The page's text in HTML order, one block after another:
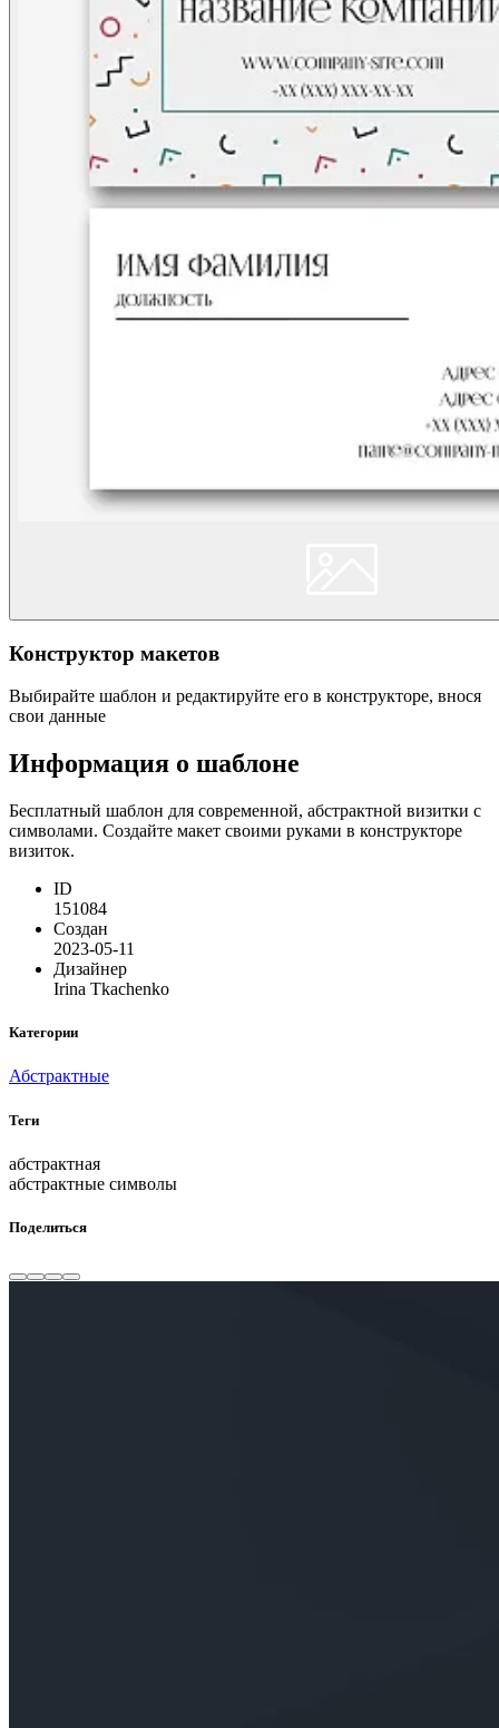
Конструктор макетов
Выбирайте шаблон и редактируйте его в конструкторе, внося
свои данные
Информация о шаблоне
Бесплатный шаблон для современной, абстрактной визитки с
символами. Создайте макет своими руками в конструкторе
визиток.
ID
151084
Создан
2023-05-11
Дизайнер
Irina Tkachenko
Категории
Абстрактные
Теги
абстрактная
абстрактные символы
Поделиться